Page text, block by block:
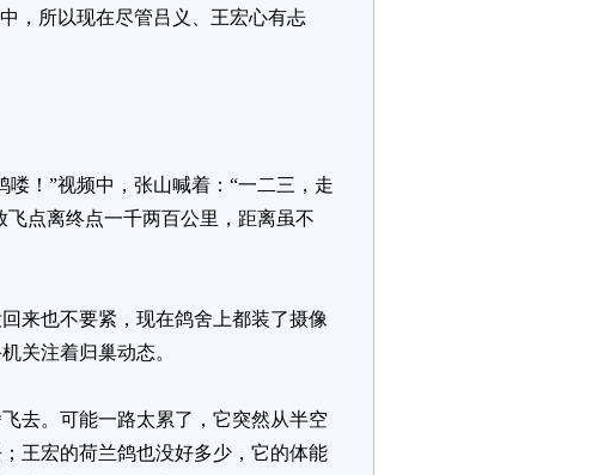
，所以现在尽管吕义、王宏心有忐
！”视频中，张山喊着：“一二三，走
点离终点一千两百公里，距离虽不
来也不要紧，现在鸽舍上都装了摄像
关注着归巢动态。
去。可能一路太累了，它突然从半空
王宏的荷兰鸽也没好多少，它的体能